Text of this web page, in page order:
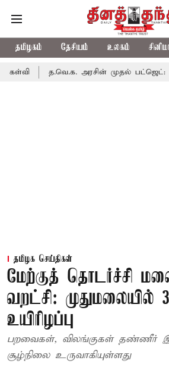
தமிழகம் தேசியம் உலகம்
த.வெ.க. அரசின் முதல் பட்ஜெட்: மாற்றமா?,
தமிழக செய்திகள்
மேற்குத் தொடர்ச்சி
வறட்சி:
உயிரிழப்பு
பறவைகள், விலங்குகள் தண்ணீர்
சூழ்நிலை உருவாகியுள்ளது